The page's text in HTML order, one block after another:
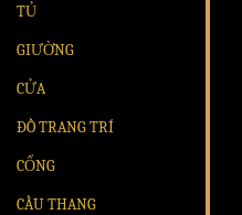
TỦ
GIƯỜNG
CỬA
ĐỒ TRANG TRÍ
CỔNG
CẦU THANG